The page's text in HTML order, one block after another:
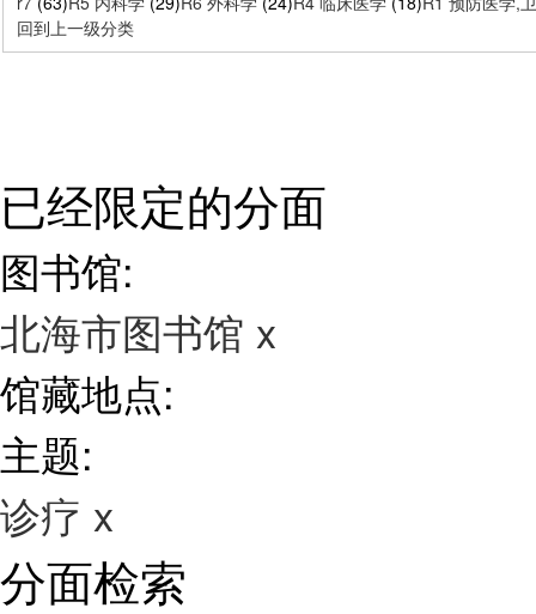
回到上一级分类
已经限定的分面
图书馆:
北海市图书馆 x
馆藏地点:
主题:
诊疗 x
分面检索